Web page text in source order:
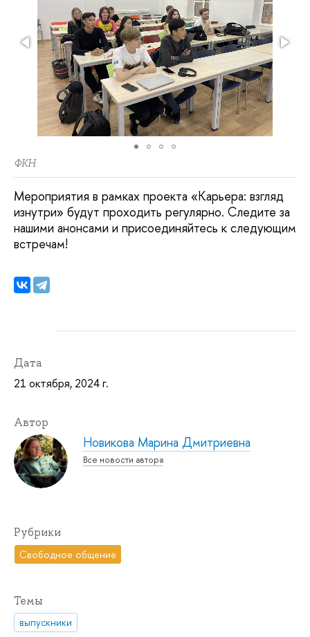
ФКН
Мероприятия в рамках проекта «Карьера: взгляд
изнутри» будут проходить регулярно. Следите за
нашими анонсами и присоединяйтесь к следующим
встречам!
Дата
21 октября, 2024 г.
Автор
Новикова Марина Дмитриевна
Все новости автора
Рубрики
Свободное общение
Темы
выпускники